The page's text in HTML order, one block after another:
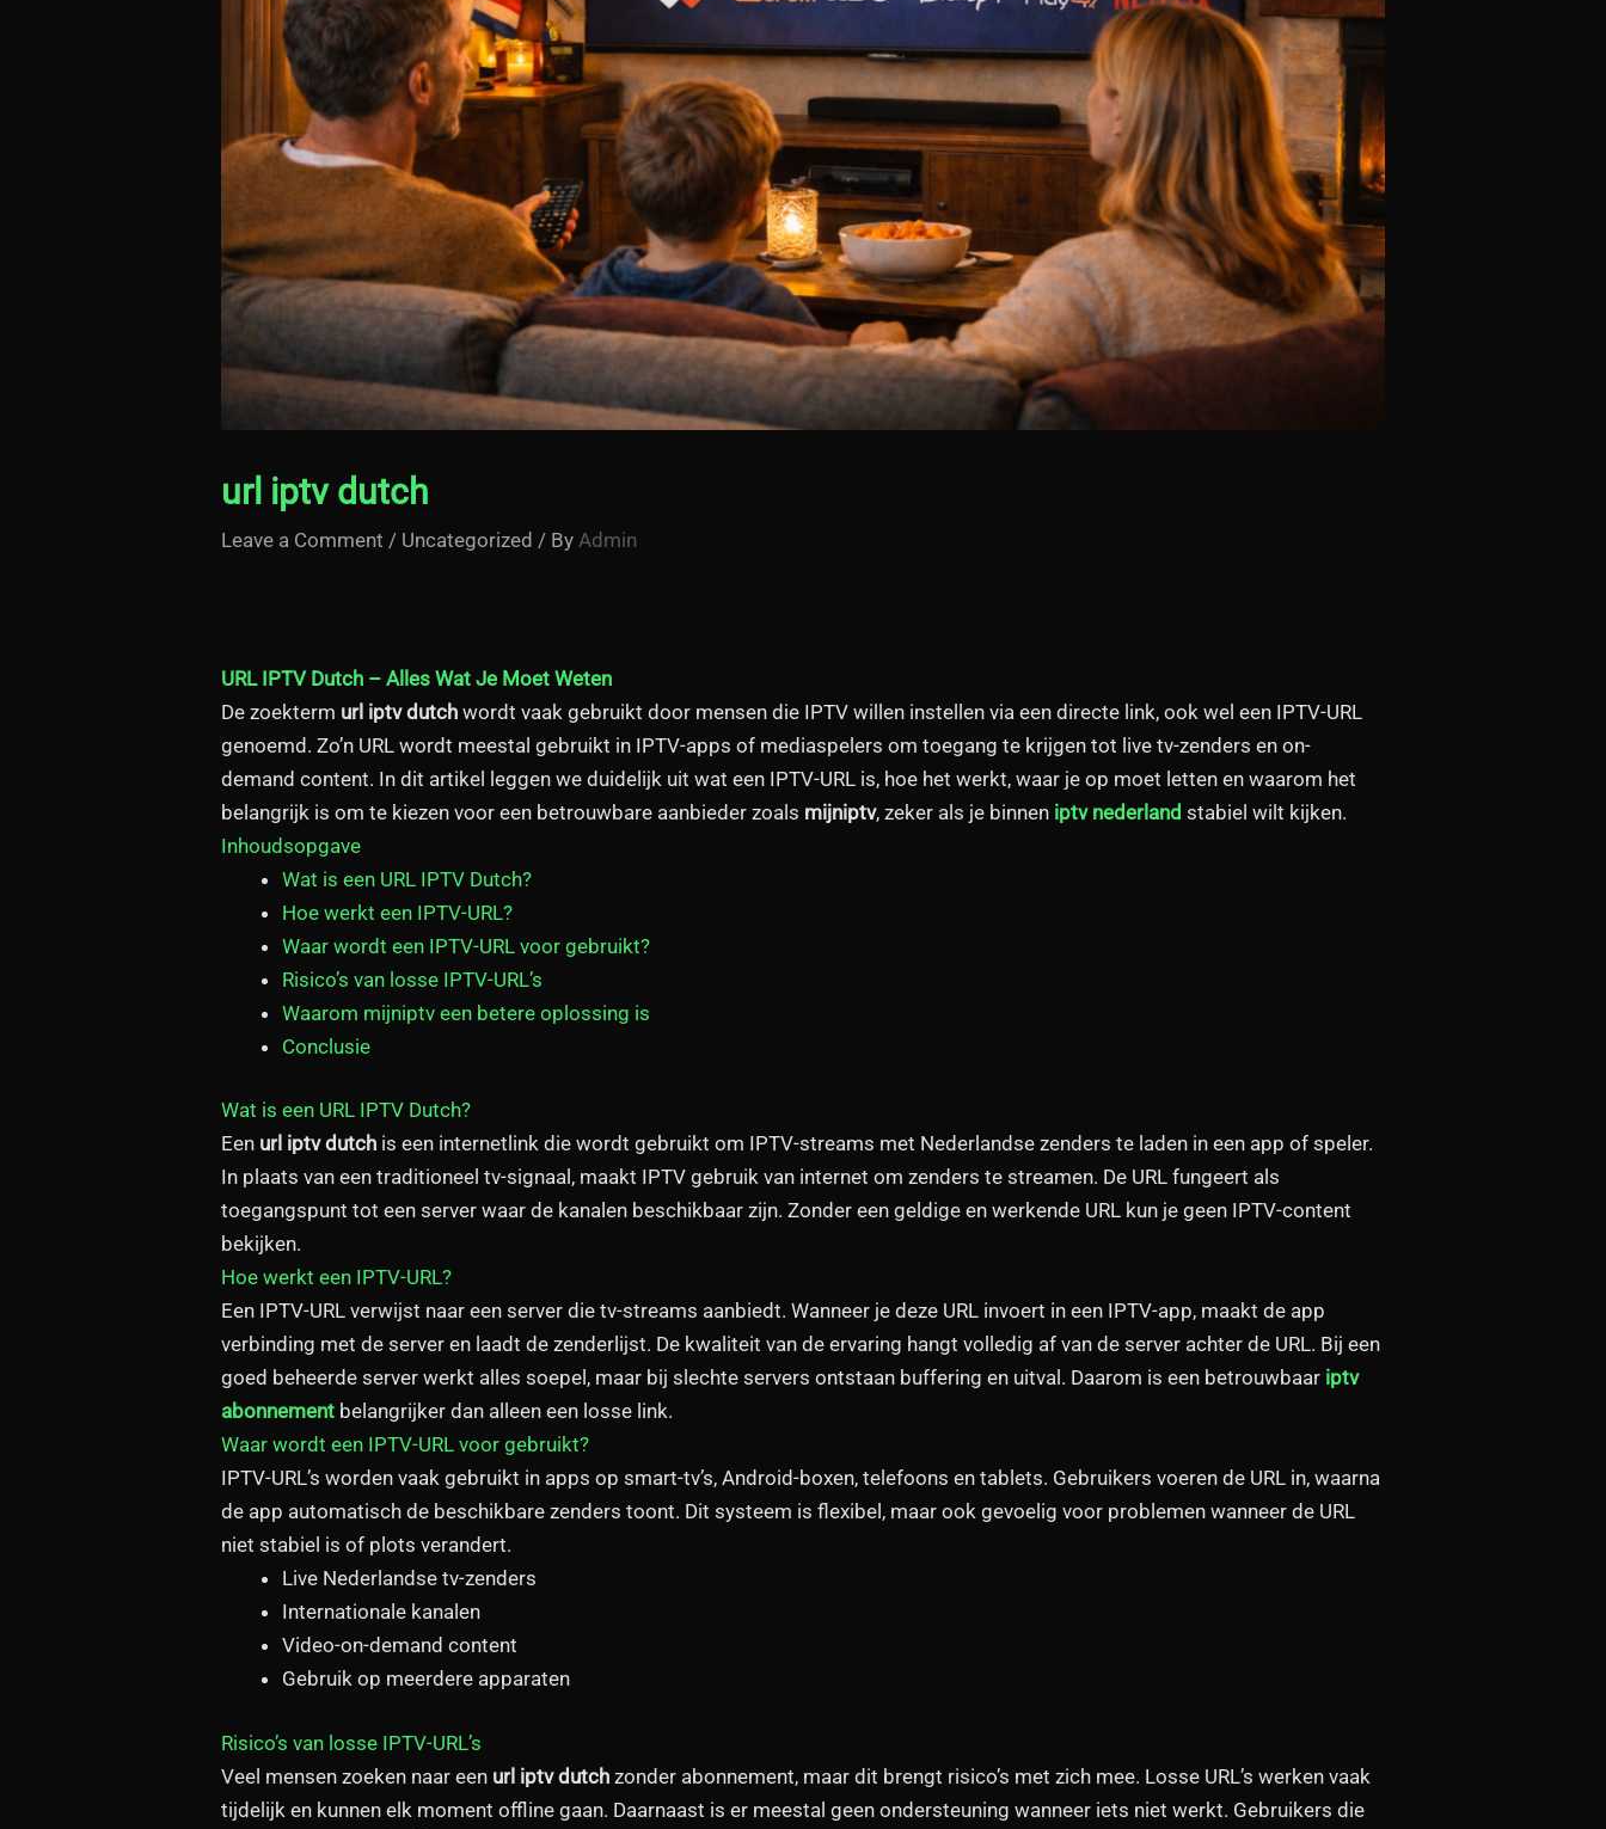
url iptv dutch
Leave a Comment / Uncategorized / By Admin
URL IPTV Dutch – Alles Wat Je Moet Weten
De zoekterm url iptv dutch wordt vaak gebruikt door mensen die IPTV willen instellen via een directe link, ook wel een IPTV-URL
genoemd. Zo’n URL wordt meestal gebruikt in IPTV-apps of mediaspelers om toegang te krijgen tot live tv-zenders en on-
demand content. In dit artikel leggen we duidelijk uit wat een IPTV-URL is, hoe het werkt, waar je op moet letten en waarom het
belangrijk is om te kiezen voor een betrouwbare aanbieder zoals mijniptv, zeker als je binnen iptv nederland stabiel wilt kijken.
Inhoudsopgave
Wat is een URL IPTV Dutch?
Hoe werkt een IPTV-URL?
Waar wordt een IPTV-URL voor gebruikt?
Risico’s van losse IPTV-URL’s
Waarom mijniptv een betere oplossing is
Conclusie
Wat is een URL IPTV Dutch?
Een url iptv dutch is een internetlink die wordt gebruikt om IPTV-streams met Nederlandse zenders te laden in een app of speler.
In plaats van een traditioneel tv-signaal, maakt IPTV gebruik van internet om zenders te streamen. De URL fungeert als
toegangspunt tot een server waar de kanalen beschikbaar zijn. Zonder een geldige en werkende URL kun je geen IPTV-content
bekijken.
Hoe werkt een IPTV-URL?
Een IPTV-URL verwijst naar een server die tv-streams aanbiedt. Wanneer je deze URL invoert in een IPTV-app, maakt de app
verbinding met de server en laadt de zenderlijst. De kwaliteit van de ervaring hangt volledig af van de server achter de URL. Bij een
goed beheerde server werkt alles soepel, maar bij slechte servers ontstaan buffering en uitval. Daarom is een betrouwbaar iptv
abonnement belangrijker dan alleen een losse link.
Waar wordt een IPTV-URL voor gebruikt?
IPTV-URL’s worden vaak gebruikt in apps op smart-tv’s, Android-boxen, telefoons en tablets. Gebruikers voeren de URL in, waarna
de app automatisch de beschikbare zenders toont. Dit systeem is flexibel, maar ook gevoelig voor problemen wanneer de URL
niet stabiel is of plots verandert.
Live Nederlandse tv-zenders
Internationale kanalen
Video-on-demand content
Gebruik op meerdere apparaten
Risico’s van losse IPTV-URL’s
Veel mensen zoeken naar een url iptv dutch zonder abonnement, maar dit brengt risico’s met zich mee. Losse URL’s werken vaak
tijdelijk en kunnen elk moment offline gaan. Daarnaast is er meestal geen ondersteuning wanneer iets niet werkt. Gebruikers die